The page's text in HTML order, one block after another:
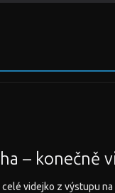
– konečně
videjko z výstupu na